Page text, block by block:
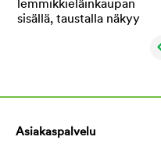
Asiakaspalvelu